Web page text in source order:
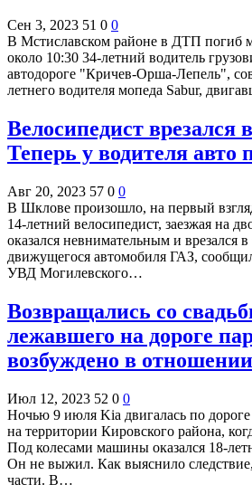
Сен 3, 2023 51 0 0
В Мстиславском районе в ДТП погиб
около 10:30 34-летний водитель
автодороге "Кричев-Орша-Лепель",
летнего водителя мопеда Sabur,
Велосипедист врезался
Теперь у водителя авто
Авг 20, 2023 57 0 0
В Шклове произошло, на первый
14-летний велосипедист, заезжая на
оказался невнимательным и врезался
движущегося автомобиля ГАЗ,
УВД Могилевского…
Возвращались со
лежавшего на дороге
возбуждено в
Июл 12, 2023 52 0 0
Ночью 9 июля Kia двигалась по
на территории Кировского района,
Под колесами машины оказался 18-
Он не выжил. Как выяснило
части. В…